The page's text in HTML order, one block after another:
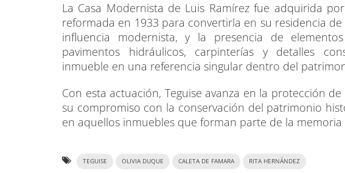
La Casa Modernista de Luis Ramírez fue adquirida
reformada en 1933 para convertirla en su residencia
influencia modernista, y la presencia de
pavimentos hidráulicos, carpinterías y detalles
inmueble en una referencia singular dentro del
Con esta actuación, Teguise avanza en la protección
su compromiso con la conservación del patrimonio
en aquellos inmuebles que forman parte de la memoria
TEGUISE OLIVIA DUQUE CALETA DE FAMARA RITA HERNÁNDEZ